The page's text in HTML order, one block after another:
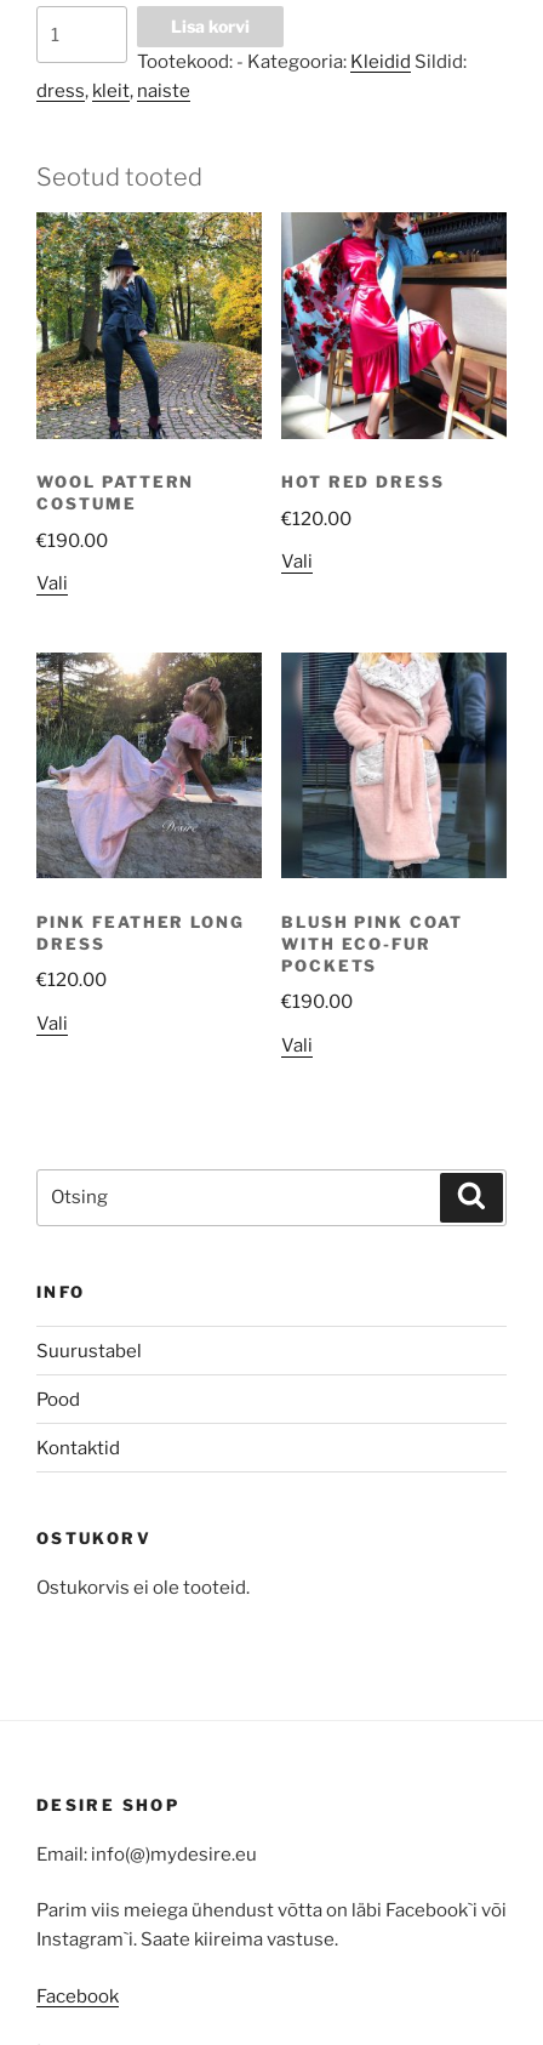
Menthol
dress
Lisa korvi
Tootekood: - Kategooria: Kleidid Sildid:
dress, kleit, naiste
Seotud tooted
WOOL PATTERN
COSTUME
€190.00
Vali
mitu
varianti.
Valikuid
saab
teha
tootelehel.
HOT RED DRESS
€120.00
ValiSellel
mitu
varianti.
Valikuid
saab
teha
tootelehel.
PINK FEATHER LONG
DRESS
€120.00
Vali
Valikuid
saab
teha
BLUSH PINK COAT
WITH ECO-FUR
POCKETS
€190.00
ValiSellel
for:
INFO
Suurustabel
Pood
Kontaktid
OSTUKORV
Ostukorvis ei ole tooteid.
DESIRE SHOP
Email: info(@)mydesire.eu
Parim viis meiega ühendust võtta on läbi Facebook`i või
Instagram`i. Saate kiireima vastuse.
Facebook